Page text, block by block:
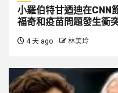
小羅伯特甘迺迪在CNN
福奇和疫苗問題發生衝
4 天 ago 林美玲